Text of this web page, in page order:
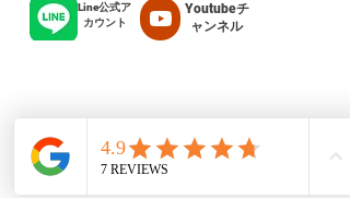
Line公式ア
カウント
Youtubeチ
ャンネル